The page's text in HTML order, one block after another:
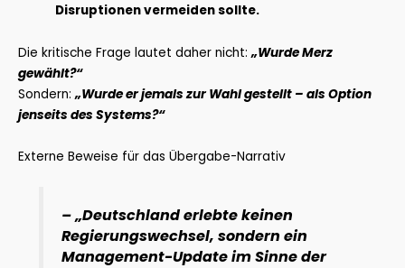
Disruptionen vermeiden sollte.
Die kritische Frage lautet daher nicht: „Wurde Merz
gewählt?“
Sondern: „Wurde er jemals zur Wahl gestellt – als Option
jenseits des Systems?“
Externe Beweise für das Übergabe-Narrativ
– „Deutschland erlebte keinen
Regierungswechsel, sondern ein
Management-Update im Sinne der